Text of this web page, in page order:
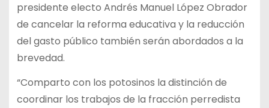
presidente electo Andrés Manuel López Obrador
de cancelar la reforma educativa y la reducción
del gasto público también serán abordados a la
brevedad.
“Comparto con los potosinos la distinción de
coordinar los trabajos de la fracción perredista